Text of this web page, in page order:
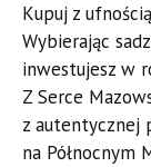
​Kupuj z
​Wybierając
inwestujesz w
​Z Serce
z autentycznej
na Północnym